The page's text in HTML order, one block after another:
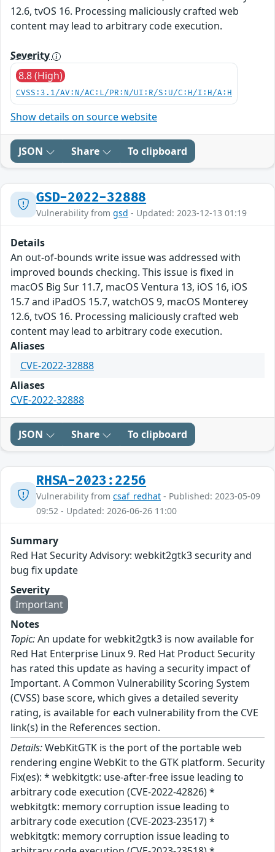
12.6, tvOS 16. Processing maliciously crafted web
content may lead to arbitrary code execution.
Severity
8.8 (High)
CVSS:3.1/AV:N/AC:L/PR:N/UI:R/S:U/C:H/I:H/A:H
Show details on source website
JSON Share To clipboard
GSD-2022-32888
Vulnerability from gsd - Updated: 2023-12-13 01:19
Details
An out-of-bounds write issue was addressed with
improved bounds checking. This issue is fixed in
macOS Big Sur 11.7, macOS Ventura 13, iOS 16, iOS
15.7 and iPadOS 15.7, watchOS 9, macOS Monterey
12.6, tvOS 16. Processing maliciously crafted web
content may lead to arbitrary code execution.
Aliases
CVE-2022-32888
Aliases
CVE-2022-32888
JSON Share To clipboard
RHSA-2023:2256
Vulnerability from csaf_redhat - Published: 2023-05-09
09:52 - Updated: 2026-06-26 11:00
Summary
Red Hat Security Advisory: webkit2gtk3 security and
bug fix update
Severity
Important
Notes
Topic:An update for webkit2gtk3 is now available for
Red Hat Enterprise Linux 9. Red Hat Product Security
has rated this update as having a security impact of
Important. A Common Vulnerability Scoring System
(CVSS) base score, which gives a detailed severity
rating, is available for each vulnerability from the CVE
link(s) in the References section.
Details:WebKitGTK is the port of the portable web
rendering engine WebKit to the GTK platform. Security
Fix(es): * webkitgtk: use-after-free issue leading to
arbitrary code execution (CVE-2022-42826) *
webkitgtk: memory corruption issue leading to
arbitrary code execution (CVE-2023-23517) *
webkitgtk: memory corruption issue leading to